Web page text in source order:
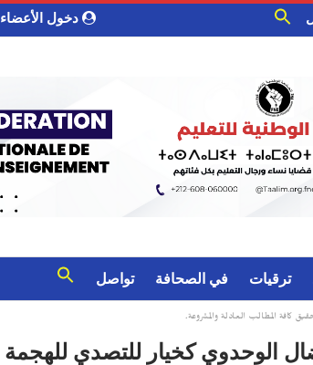
دخول الأعضاء
ترقيات في الصحافة تواصل
كافة المطالب العادلة والمشروعة.
الوحدوي كخيار للتصدي للهجمة